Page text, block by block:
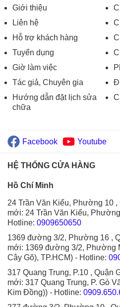
Giới thiệu
Liên hệ
Hỗ trợ khách hàng
Tuyển dụng
Giờ làm việc
Tác giả, Chuyên gia
Hướng dẫn đặt lịch sửa
chữa
Facebook Youtube
HỆ THỐNG CỬA HÀNG
Hồ Chí Minh
24 Trần Văn Kiểu, Phường 10
mới: 24 Trần Văn Kiểu,
Hotline: 0909650650
1369 đường 3/2, Phường 16 ,
mới: 1369 đường 3/2, Phường
Cây Gõ), TP.HCM) - Hotline:
317 Quang Trung, P.10 , Quận
mới: 317 Quang Trung, P. Gò
Kim Đồng)) - Hotline: